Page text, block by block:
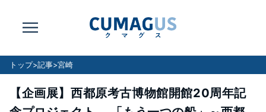
トップ>記事>宮崎
【企画展】西都原考古博物館開館20周年記